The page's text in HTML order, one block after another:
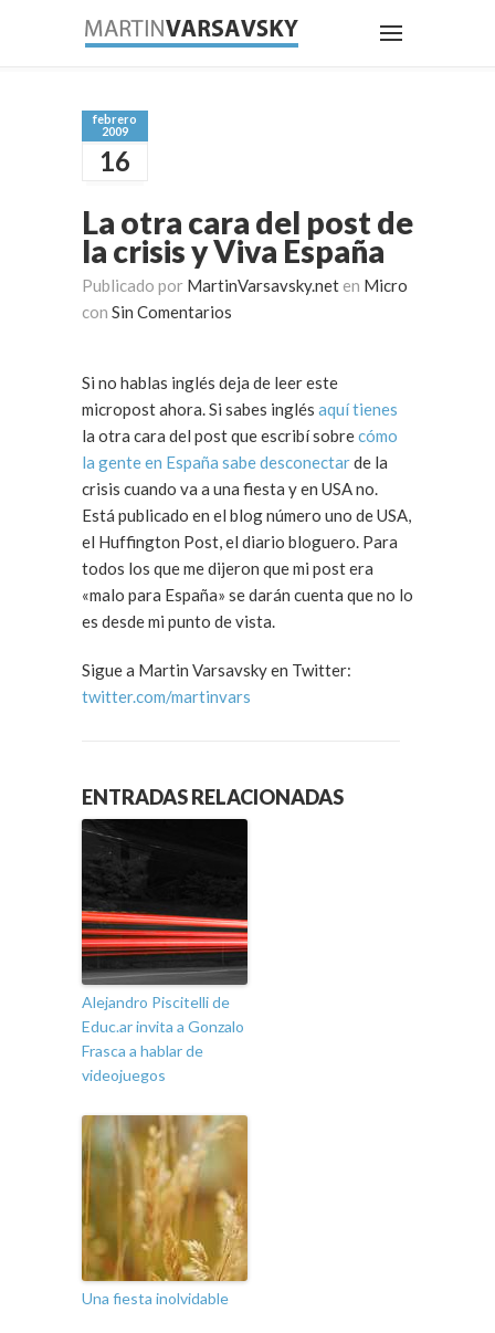
febrero
2009
16
La otra cara del post de
la crisis y Viva España
Publicado por MartinVarsavsky.net en Micro
con Sin Comentarios
Si no hablas inglés deja de leer este
micropost ahora. Si sabes inglés aquí tienes
la otra cara del post que escribí sobrecómo
la gente en España sabe desconectarde la
crisis cuando va a una fiesta y en USA no.
Está publicado en el blog número uno de USA,
el Huffington Post, el diario bloguero. Para
todos los que me dijeron que mi post era
«malo para España» se darán cuenta que no lo
es desde mi punto de vista.
Sigue a Martin Varsavsky en Twitter:
twitter.com/martinvars
ENTRADAS RELACIONADAS
Alejandro Piscitelli de
Educ.ar invita a Gonzalo
Frasca a hablar de
videojuegos
Una fiesta inolvidable